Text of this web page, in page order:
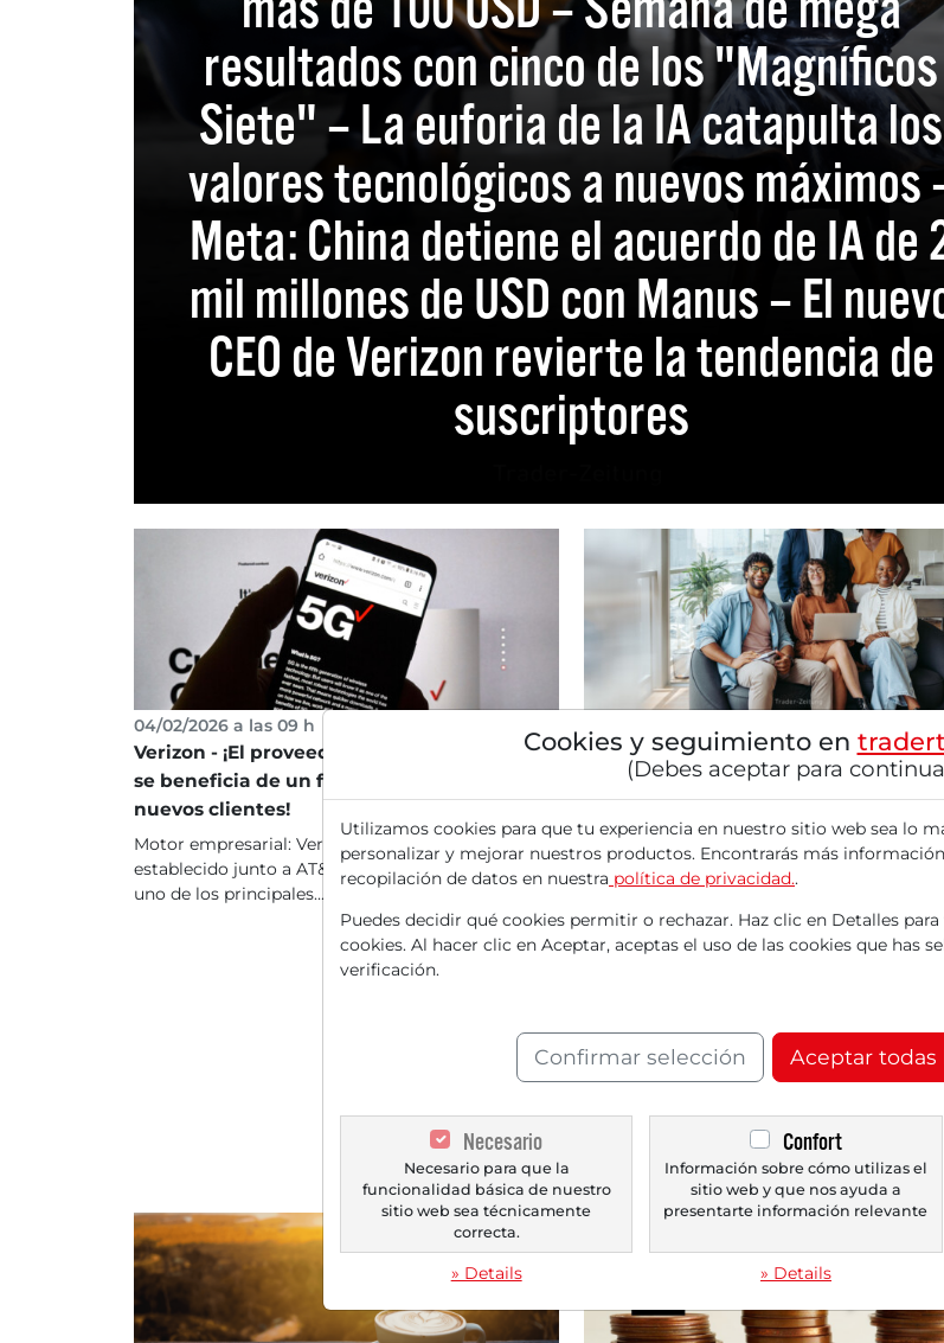
resultados con cinco de los "Magníficos
Siete" – La euforia de la IA catapulta los
valores tecnológicos a nuevos máximos
Meta: China detiene el acuerdo de IA de
mil millones de USD con Manus – El
CEO de Verizon revierte la tendencia de
suscriptores
04/02/2026 a las 09 h
Verizon - ¡El proveedor de telefonía móvil
se beneficia de un fuerte crecimiento en
nuevos clientes!
Motor empresarial: Verizon (VZ) se ha
establecido junto a AT&T y T-Mobile US como
uno de los principales...
Altas rentabilidades sin pérdida de
precio: 5 acciones estadounidenses
Estimados lectores, altas rentabilidades por
dividendo no siempre son beneficiosas para
inversores....
Cookies y seguimiento en
(Debes aceptar para
Utilizamos cookies para que tu experiencia en nuestro sitio web sea lo
personalizar y mejorar nuestros productos. Encontrarás más
recopilación de datos en nuestra política de privacidad..
Puedes decidir qué cookies permitir o rechazar. Haz clic en Detalles
cookies. Al hacer clic en Aceptar, aceptas el uso de las cookies que has
verificación.
Confirmar selección Aceptar todas
Necesario
Necesario para que la
funcionalidad básica de nuestro
sitio web sea técnicamente
correcta.
» Details
Confort
Información sobre cómo utilizas el
sitio web y que nos ayuda a
presentarte información relevante
» Details